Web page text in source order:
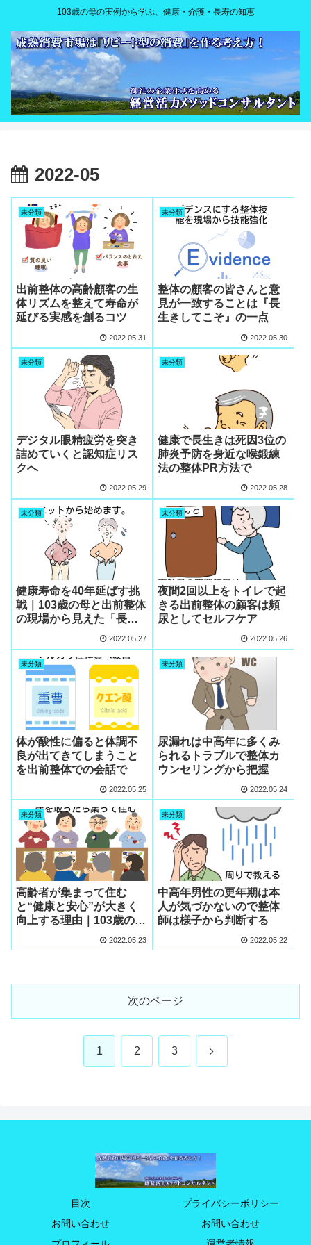
103歳の母の実例から学ぶ、健康・介護・長寿の知恵
2022-05
未分類
出前整体の高齢顧客の生
体リズムを整えて寿命が
延びる実感を創るコツ
2022.05.31
未分類
整体の顧客の皆さんと意
見が一致することは『長
生きしてこそ』の一点
2022.05.30
未分類
デジタル眼精疲労を突き
詰めていくと認知症リス
クへ
2022.05.29
未分類
健康で長生きは死因3位の
肺炎予防を身近な喉鍛練
法の整体PR方法で
2022.05.28
未分類
健康寿命を40年延ばす挑
戦｜103歳の母と出前整体
の現場から見えた「長寿
2022.05.27
未分類
夜間2回以上をトイレで起
きる出前整体の顧客は頻
尿としてセルフケア
2022.05.26
未分類
体が酸性に偏ると体調不
良が出てきてしまうこと
を出前整体での会話で
2022.05.25
未分類
尿漏れは中高年に多くみ
られるトラブルで整体カ
ウンセリングから把握
2022.05.24
未分類
高齢者が集まって住む
と“健康と安心”が大きく
向上する理由｜103歳の母
と出前整体の現場から見
えた共同生活の力
2022.05.23
未分類
中高年男性の更年期は本
人が気づかないので整体
師は様子から判断する
2022.05.22
次のページ
1 2 3 次
目次
プライバシーポリシー
お問い合わせ
お問い合わせ